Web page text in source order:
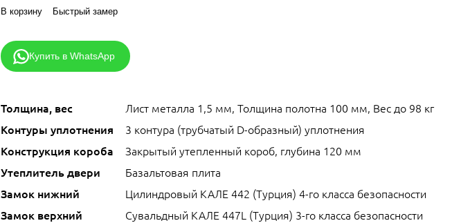
В корзину Быстрый замер
Купить в WhatsApp
Толщина, вес
Лист металла 1,5 мм, Толщина полотна 100 мм, Вес до 98 кг
Контуры уплотнения
3 контура (трубчатый D-образный) уплотнения
Конструкция короба
Закрытый утепленный короб, глубина 120 мм
Утеплитель двери
Базальтовая плита
Замок нижний
Цилиндровый КАЛЕ 442 (Турция) 4-го класса безопасности
Замок верхний
Сувальдный КАЛЕ 447L (Турция) 3-го класса безопасности